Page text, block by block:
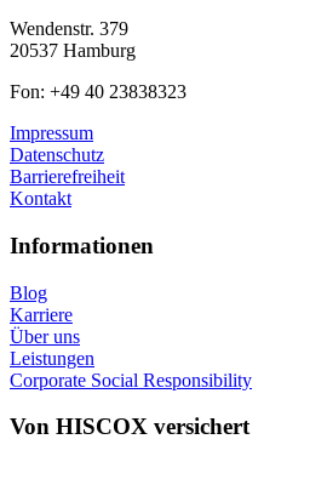
Wendenstr. 379
20537 Hamburg
Fon: +49 40 23838323
Impressum
Datenschutz
Barrierefreiheit
Kontakt
Informationen
Blog
Karriere
Über uns
Leistungen
Corporate Social Responsibility
Von HISCOX versichert